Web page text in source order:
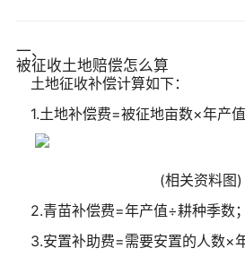
一、
被征收土地赔偿怎么算
土地征收补偿计算如下：
1.土地补偿费=被征地亩数×年产
(相关资料图)
2.青苗补偿费=年产值÷耕种季数；
3.安置补助费=需要安置的人数×